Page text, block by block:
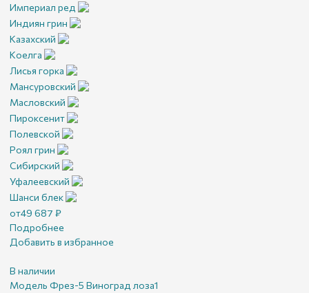
Империал ред
Индиян грин
Казахский
Коелга
Лисья горка
Мансуровский
Масловский
Пироксенит
Полевской
Роял грин
Сибирский
Уфалеевский
Шанси блек
от49 687 ₽
Подробнее
Добавить в избранное
В наличии
Модель Фрез-5 Виноград лоза1